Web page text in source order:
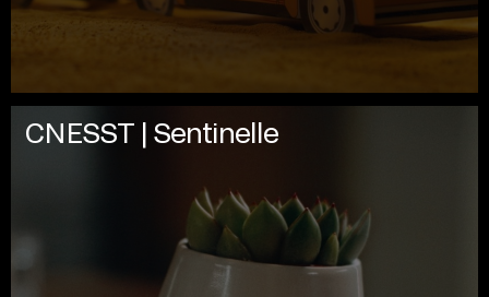
CNESST | Sentinelle